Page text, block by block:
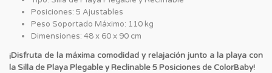
Posiciones: 5 Ajustables
Peso Soportado Máximo: 110 kg
Dimensiones: 48 x 60 x 90 cm
¡Disfruta de la máxima comodidad y relajación junto a la playa con
la Silla de Playa Plegable y Reclinable 5 Posiciones de ColorBaby!